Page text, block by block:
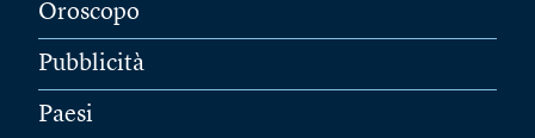
Oroscopo
Pubblicità
Paesi